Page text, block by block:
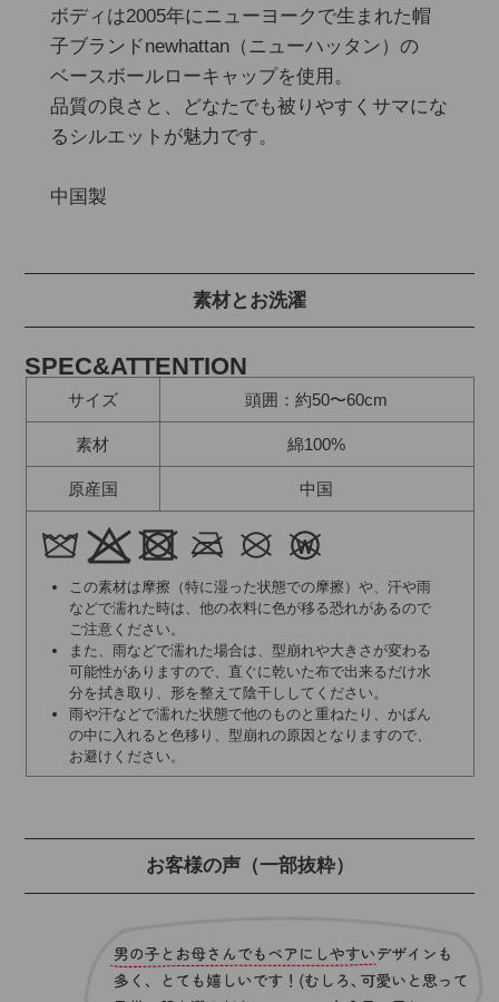
ボディは2005年にニューヨークで生まれた帽
子ブランドnewhattan（ニューハッタン）の
ベースボールローキャップを使用。
品質の良さと、どなたでも被りやすくサマにな
るシルエットが魅力です。
素材とお洗濯
SPEC&ATTENTION
サイズ 頭囲：約50〜60cm
素材 綿100%
原産国 中国
この素材は摩擦（特に湿った状態での摩擦）や、汗や雨
などで濡れた時は、他の衣料に色が移る恐れがあるので
ご注意ください。
また、雨などで濡れた場合は、型崩れや大きさが変わる
可能性がありますので、直ぐに乾いた布で出来るだけ水
分を拭き取り、形を整えて陰干ししてください。
雨や汗などで濡れた状態で他のものと重ねたり、かばん
の中に入れると色移り、型崩れの原因となりますので、
お避けください。
お客様の声（一部抜粋）